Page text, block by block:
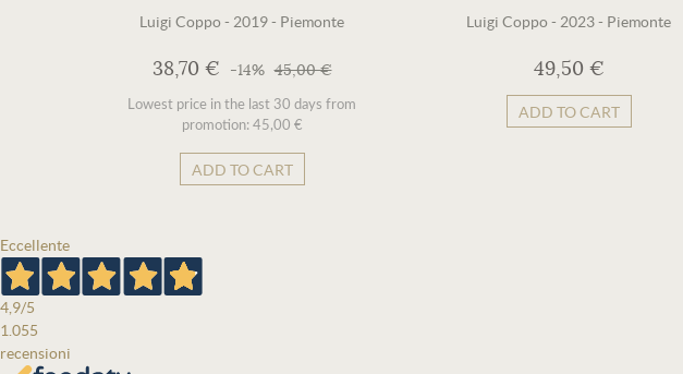
Luigi Coppo- 2019- Piemonte
38,70 € -14% 45,00 €
Lowest price in the last 30 days from
promotion: 45,00 €
ADD TO CART
Luigi Coppo- 2023- Piemonte
49,50 €
ADD TO CART
Eccellente
4,9/5
1.055
recensioni